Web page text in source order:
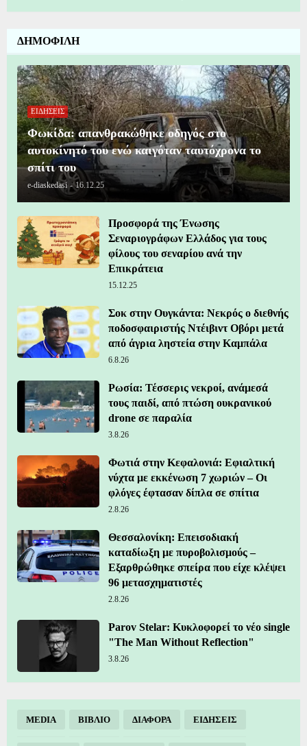
ΔΗΜΟΦΙΛΗ
ΕΙΔΗΣΕΙΣ
Φωκίδα: απανθρακώθηκε οδηγός στο
αυτοκίνητό του ενώ καιγόταν ταυτόχρονα το
σπίτι του
e-diaskedasi - 16.12.25
Προσφορά της Ένωσης
Σεναριογράφων Ελλάδος για τους
φίλους του σεναρίου ανά την
Επικράτεια
15.12.25
Σοκ στην Ουγκάντα: Νεκρός ο διεθνής
ποδοσφαιριστής Ντέιβιντ Οβόρι μετά
από άγρια ληστεία στην Καμπάλα
6.8.26
Ρωσία: Τέσσερις νεκροί, ανάμεσά
τους παιδί, από πτώση ουκρανικού
drone σε παραλία
3.8.26
Φωτιά στην Κεφαλονιά: Εφιαλτική
νύχτα με εκκένωση 7 χωριών – Οι
φλόγες έφτασαν δίπλα σε σπίτια
2.8.26
Θεσσαλονίκη: Επεισοδιακή
καταδίωξη με πυροβολισμούς –
Εξαρθρώθηκε σπείρα που είχε κλέψει
96 μετασχηματιστές
2.8.26
Parov Stelar: Κυκλοφορεί το νέο single
"The Man Without Reflection"
3.8.26
MEDIA ΒΙΒΛΙΟ ΔΙΑΦΟΡΑ ΕΙΔΗΣΕΙΣ